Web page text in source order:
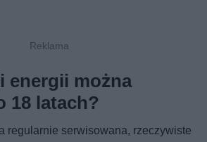
energii można
18 latach?
regularnie serwisowana, rzeczywiste